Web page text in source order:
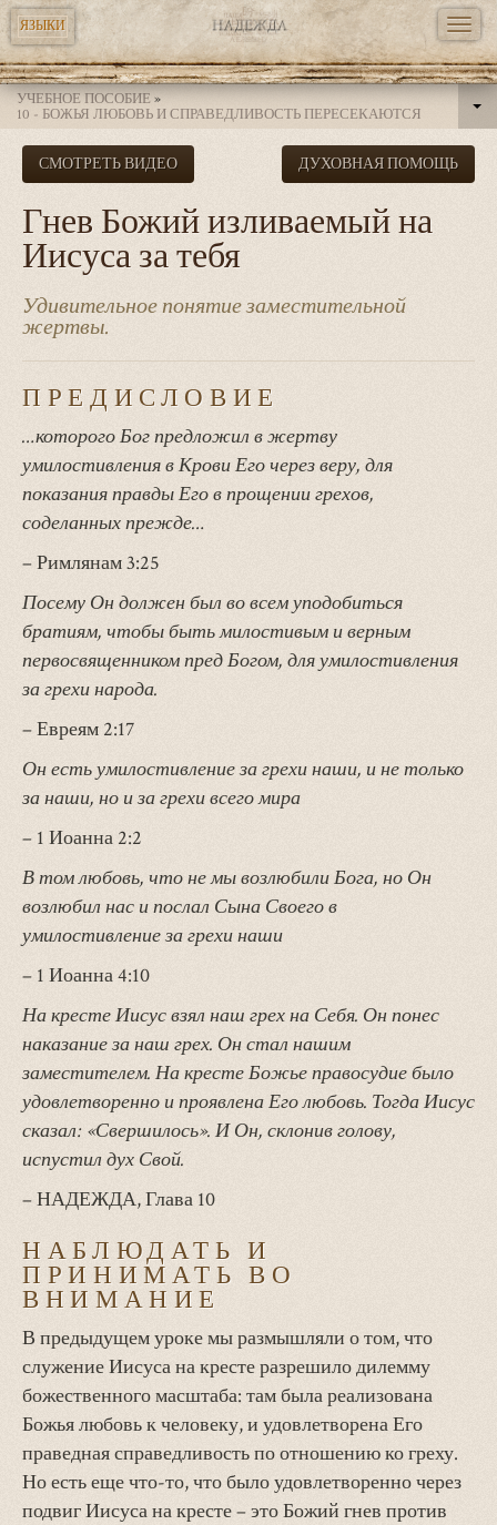
Перейти
основному
содержанию
ЯЗЫКИ
УЧЕБНОЕ ПОСОБИЕ»
10 - БОЖЬЯ ЛЮБОВЬ И СПРАВЕДЛИВОСТЬ ПЕРЕСЕКАЮТСЯ
СМОТРЕТЬ ВИДЕО ДУХОВНАЯ ПОМОЩЬ
Гнев Божий изливаемый на
Иисуса за тебя
Удивительное понятие заместительной
жертвы.
ПРЕДИСЛОВИЕ
…которого Бог предложил в жертву
умилостивления в Крови Его через веру, для
показания правды Его в прощении грехов,
соделанных прежде…
– Римлянам 3:25
Посему Он должен был во всем уподобиться
братиям, чтобы быть милостивым и верным
первосвященником пред Богом, для умилостивления
за грехи народа.
– Евреям 2:17
Он есть умилостивление за грехи наши, и не только
за наши, но и за грехи всего мира
– 1 Иоанна 2:2
В том любовь, что не мы возлюбили Бога, но Он
возлюбил нас и послал Сына Своего в
умилостивление за грехи наши
– 1 Иоанна 4:10
На кресте Иисус взял наш грех на Себя. Он понес
наказание за наш грех. Он стал нашим
заместителем. На кресте Божье правосудие было
удовлетворенно и проявлена Его любовь. Тогда Иисус
сказал: «Свершилось». И Он, склонив голову,
испустил дух Свой.
– НАДЕЖДА, Глава 10
НАБЛЮДАТЬ И
ПРИНИМАТЬ ВО
ВНИМАНИЕ
В предыдущем уроке мы размышляли о том, что
служение Иисуса на кресте разрешило дилемму
божественного масштаба: там была реализована
Божья любовь к человеку, и удовлетворена Его
праведная справедливость по отношению ко греху.
Но есть еще что-то, что было удовлетворенно через
подвиг Иисуса на кресте – это Божий гнев против